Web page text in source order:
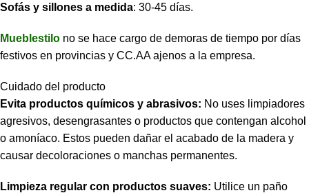
Sofás y sillones a medida: 30-45 días.
Mueblestilo no se hace cargo de demoras de tiempo por días
festivos en provincias y CC.AA ajenos a la empresa.
Cuidado del producto
Evita productos químicos y abrasivos: No uses limpiadores
agresivos, desengrasantes o productos que contengan alcohol
o amoníaco. Estos pueden dañar el acabado de la madera y
causar decoloraciones o manchas permanentes.
Limpieza regular con productos suaves: Utilice un paño